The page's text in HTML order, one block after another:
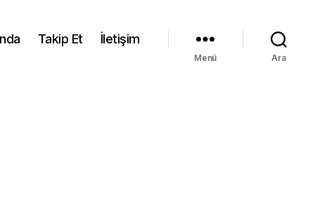
Takip Et İletişim
Menü Ara